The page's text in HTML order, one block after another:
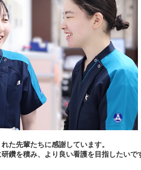
た先輩たちに感謝しています。
鑽を積み、より良い看護を目指したいで